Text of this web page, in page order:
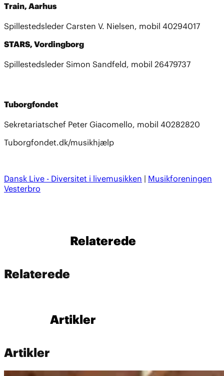
Train, Aarhus
Spillestedsleder Carsten V. Nielsen, mobil 40294017
STARS, Vordingborg
Spillestedsleder Simon Sandfeld, mobil 26479737
Tuborgfondet
Sekretariatschef Peter Giacomello, mobil 40282820
Tuborgfondet.dk/musikhjælp
Dansk Live - Diversitet i livemusikken | Musikforeningen
Vesterbro
Relaterede
Relaterede
Artikler
Artikler